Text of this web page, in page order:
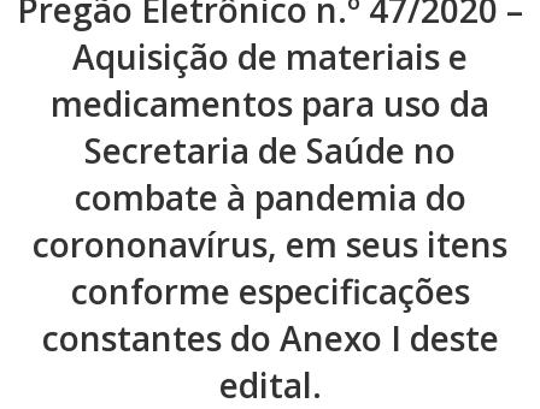
Pregão Eletrônico n.º 47/2020 –
Aquisição de materiais e
medicamentos para uso da
Secretaria de Saúde no
combate à pandemia do
corononavírus, em seus itens
conforme especificações
constantes do Anexo I deste
edital.